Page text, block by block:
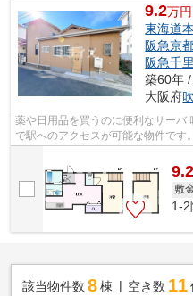
9.2万円
東海道
阪急京
阪急千
築60年
大阪府
薬や日用品を買うのに便利なサーバ
で駅へのアクセスが可能な物件です
お支払いいただけます。こちらは一
敷
1-2
該当物件数 8棟 空き数 11